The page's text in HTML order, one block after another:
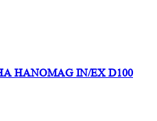
IN/EX D100